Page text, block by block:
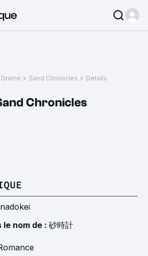
Drame > Sand Chronicles > Details
Chronicles
nom de : 砂時計